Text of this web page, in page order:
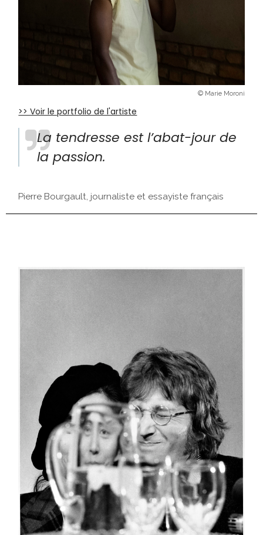
© Marie Moroni
>> Voir le portfolio de l'artiste
La tendresse est l’abat-jour de
la passion.
Pierre Bourgault, journaliste et essayiste français